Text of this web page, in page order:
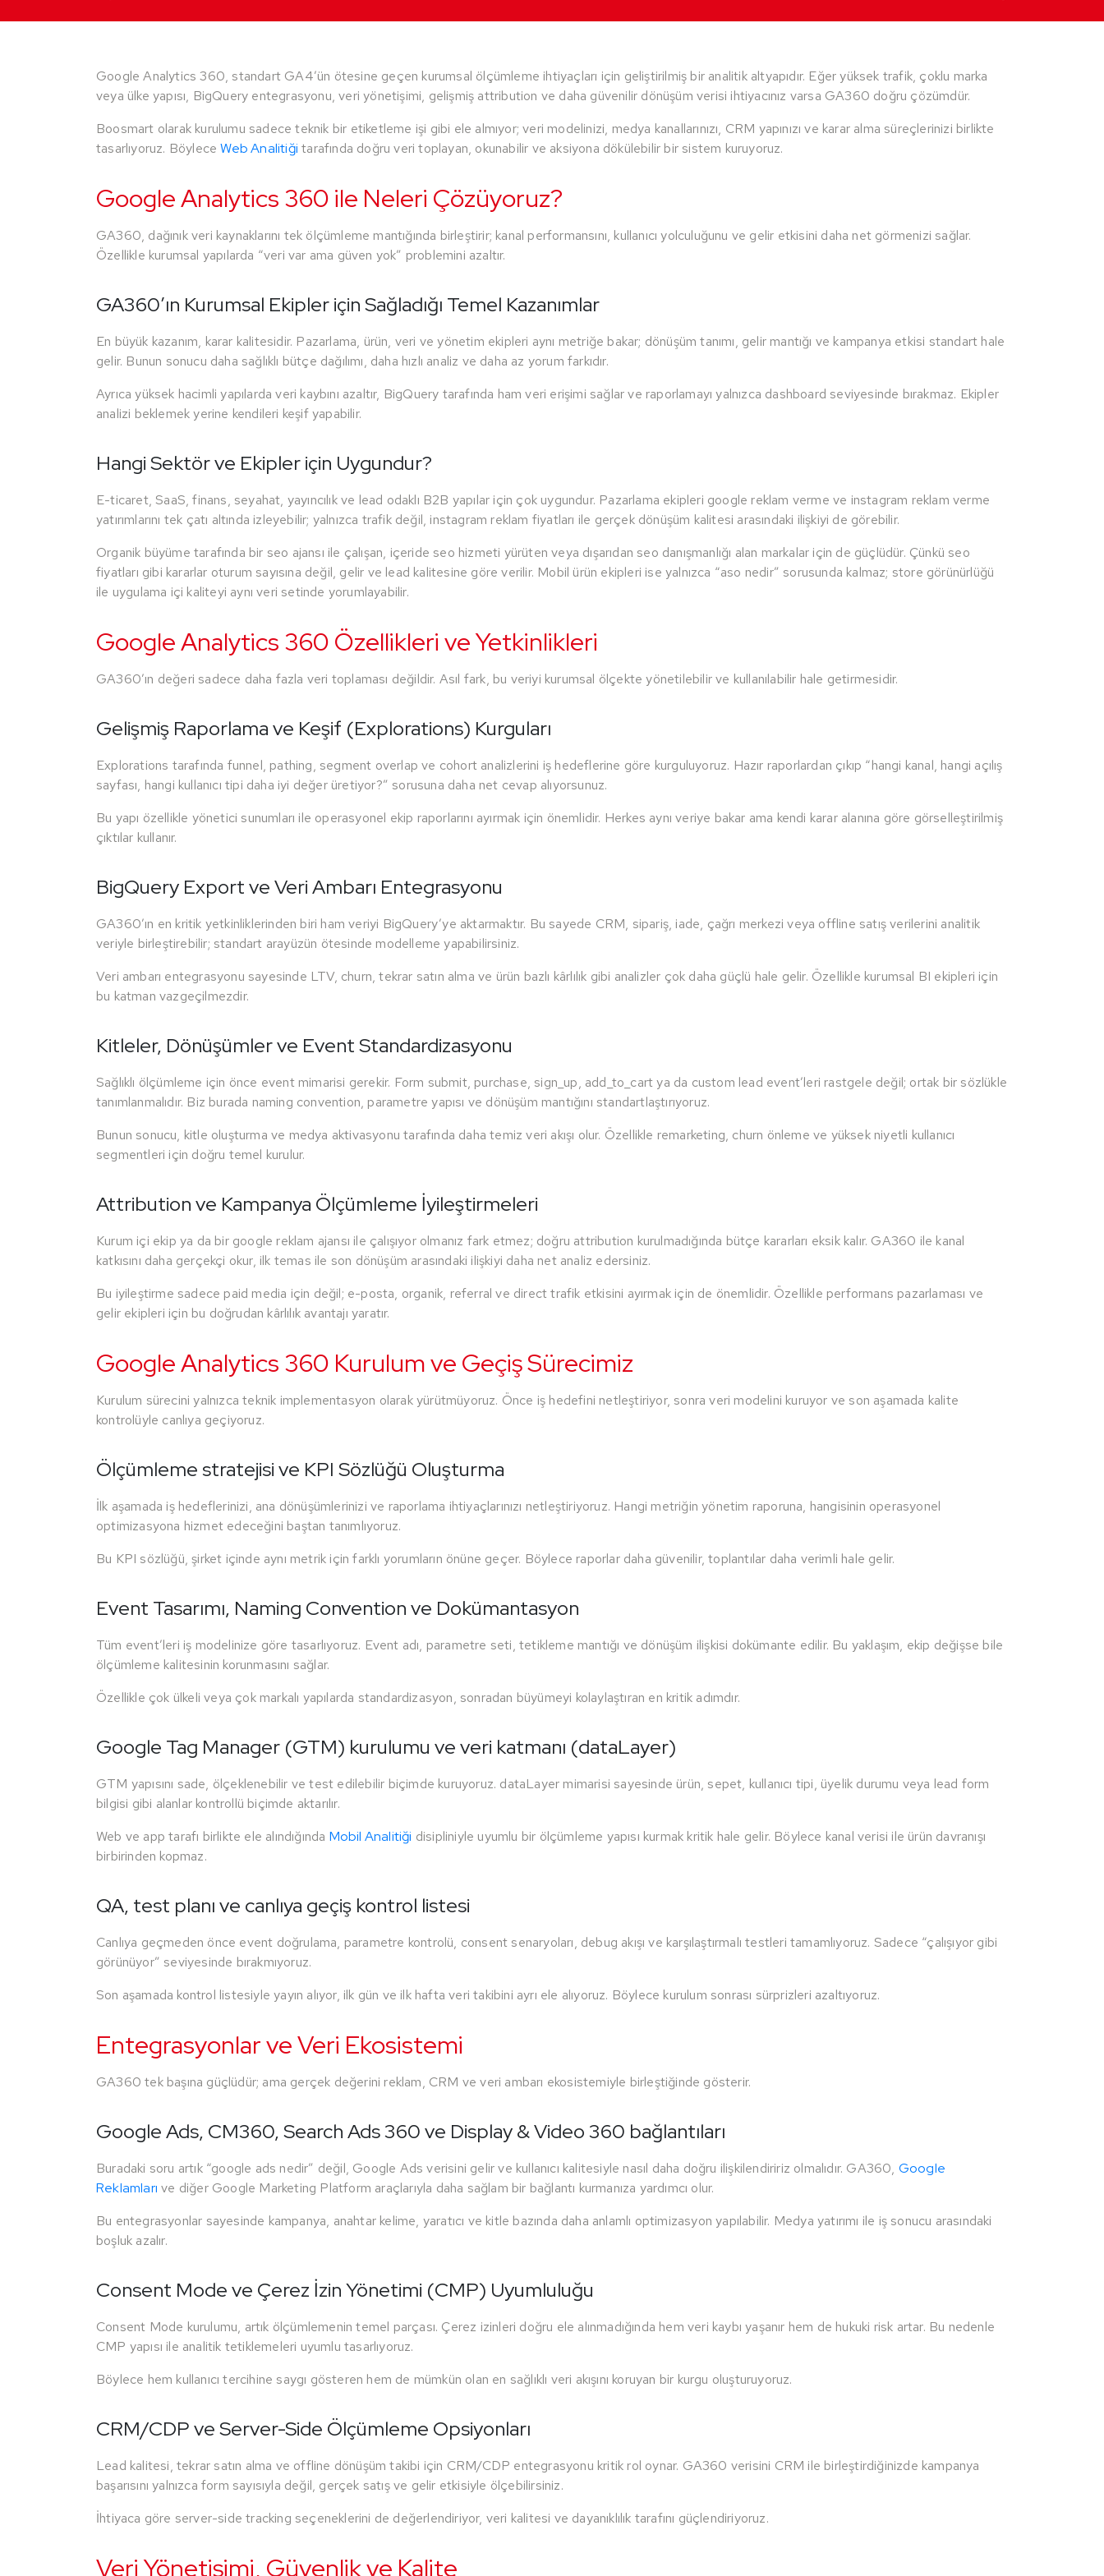
Google Analytics 360, standart GA4’ün ötesine geçen kurumsal ölçümleme ihtiyaçları için geliştirilmiş bir analitik altyapıdır. Eğer yüksek trafik, çoklu marka
veya ülke yapısı, BigQuery entegrasyonu, veri yönetişimi, gelişmiş attribution ve daha güvenilir dönüşüm verisi ihtiyacınız varsa GA360 doğru çözümdür.
Boosmart olarak kurulumu sadece teknik bir etiketleme işi gibi ele almıyor; veri modelinizi, medya kanallarınızı, CRM yapınızı ve karar alma süreçlerinizi birlikte
tasarlıyoruz. BöyleceWeb Analitiği tarafında doğru veri toplayan, okunabilir ve aksiyona dökülebilir bir sistem kuruyoruz.
Google Analytics 360 ile Neleri Çözüyoruz?
GA360, dağınık veri kaynaklarını tek ölçümleme mantığında birleştirir; kanal performansını, kullanıcı yolculuğunu ve gelir etkisini daha net görmenizi sağlar.
Özellikle kurumsal yapılarda “veri var ama güven yok” problemini azaltır.
GA360’ın Kurumsal Ekipler için Sağladığı Temel Kazanımlar
En büyük kazanım, karar kalitesidir. Pazarlama, ürün, veri ve yönetim ekipleri aynı metriğe bakar; dönüşüm tanımı, gelir mantığı ve kampanya etkisi standart hale
gelir. Bunun sonucu daha sağlıklı bütçe dağılımı, daha hızlı analiz ve daha az yorum farkıdır.
Ayrıca yüksek hacimli yapılarda veri kaybını azaltır, BigQuery tarafında ham veri erişimi sağlar ve raporlamayı yalnızca dashboard seviyesinde bırakmaz. Ekipler
analizi beklemek yerine kendileri keşif yapabilir.
Hangi Sektör ve Ekipler için Uygundur?
E-ticaret, SaaS, finans, seyahat, yayıncılık ve lead odaklı B2B yapılar için çok uygundur. Pazarlama ekipleri google reklam verme ve instagram reklam verme
yatırımlarını tek çatı altında izleyebilir; yalnızca trafik değil, instagram reklam fiyatları ile gerçek dönüşüm kalitesi arasındaki ilişkiyi de görebilir.
Organik büyüme tarafında bir seo ajansı ile çalışan, içeride seo hizmeti yürüten veya dışarıdan seo danışmanlığı alan markalar için de güçlüdür. Çünkü seo
fiyatları gibi kararlar oturum sayısına değil, gelir ve lead kalitesine göre verilir. Mobil ürün ekipleri ise yalnızca “aso nedir” sorusunda kalmaz; store görünürlüğü
ile uygulama içi kaliteyi aynı veri setinde yorumlayabilir.
Google Analytics 360 Özellikleri ve Yetkinlikleri
GA360’ın değeri sadece daha fazla veri toplaması değildir. Asıl fark, bu veriyi kurumsal ölçekte yönetilebilir ve kullanılabilir hale getirmesidir.
Gelişmiş Raporlama ve Keşif (Explorations) Kurguları
Explorations tarafında funnel, pathing, segment overlap ve cohort analizlerini iş hedeflerine göre kurguluyoruz. Hazır raporlardan çıkıp “hangi kanal, hangi açılış
sayfası, hangi kullanıcı tipi daha iyi değer üretiyor?” sorusuna daha net cevap alıyorsunuz.
Bu yapı özellikle yönetici sunumları ile operasyonel ekip raporlarını ayırmak için önemlidir. Herkes aynı veriye bakar ama kendi karar alanına göre görselleştirilmiş
çıktılar kullanır.
BigQuery Export ve Veri Ambarı Entegrasyonu
GA360’ın en kritik yetkinliklerinden biri ham veriyi BigQuery’ye aktarmaktır. Bu sayede CRM, sipariş, iade, çağrı merkezi veya offline satış verilerini analitik
veriyle birleştirebilir; standart arayüzün ötesinde modelleme yapabilirsiniz.
Veri ambarı entegrasyonu sayesinde LTV, churn, tekrar satın alma ve ürün bazlı kârlılık gibi analizler çok daha güçlü hale gelir. Özellikle kurumsal BI ekipleri için
bu katman vazgeçilmezdir.
Kitleler, Dönüşümler ve Event Standardizasyonu
Sağlıklı ölçümleme için önce event mimarisi gerekir. Form submit, purchase, sign_up, add_to_cart ya da custom lead event’leri rastgele değil; ortak bir sözlükle
tanımlanmalıdır. Biz burada naming convention, parametre yapısı ve dönüşüm mantığını standartlaştırıyoruz.
Bunun sonucu, kitle oluşturma ve medya aktivasyonu tarafında daha temiz veri akışı olur. Özellikle remarketing, churn önleme ve yüksek niyetli kullanıcı
segmentleri için doğru temel kurulur.
Attribution ve Kampanya Ölçümleme İyileştirmeleri
Kurum içi ekip ya da bir google reklam ajansı ile çalışıyor olmanız fark etmez; doğru attribution kurulmadığında bütçe kararları eksik kalır. GA360 ile kanal
katkısını daha gerçekçi okur, ilk temas ile son dönüşüm arasındaki ilişkiyi daha net analiz edersiniz.
Bu iyileştirme sadece paid media için değil; e-posta, organik, referral ve direct trafik etkisini ayırmak için de önemlidir. Özellikle performans pazarlaması ve
gelir ekipleri için bu doğrudan kârlılık avantajı yaratır.
Google Analytics 360 Kurulum ve Geçiş Sürecimiz
Kurulum sürecini yalnızca teknik implementasyon olarak yürütmüyoruz. Önce iş hedefini netleştiriyor, sonra veri modelini kuruyor ve son aşamada kalite
kontrolüyle canlıya geçiyoruz.
Ölçümleme stratejisi ve KPI Sözlüğü Oluşturma
İlk aşamada iş hedeflerinizi, ana dönüşümlerinizi ve raporlama ihtiyaçlarınızı netleştiriyoruz. Hangi metriğin yönetim raporuna, hangisinin operasyonel
optimizasyona hizmet edeceğini baştan tanımlıyoruz.
Bu KPI sözlüğü, şirket içinde aynı metrik için farklı yorumların önüne geçer. Böylece raporlar daha güvenilir, toplantılar daha verimli hale gelir.
Event Tasarımı, Naming Convention ve Dokümantasyon
Tüm event’leri iş modelinize göre tasarlıyoruz. Event adı, parametre seti, tetikleme mantığı ve dönüşüm ilişkisi dokümante edilir. Bu yaklaşım, ekip değişse bile
ölçümleme kalitesinin korunmasını sağlar.
Özellikle çok ülkeli veya çok markalı yapılarda standardizasyon, sonradan büyümeyi kolaylaştıran en kritik adımdır.
Google Tag Manager (GTM) kurulumu ve veri katmanı (dataLayer)
GTM yapısını sade, ölçeklenebilir ve test edilebilir biçimde kuruyoruz. dataLayer mimarisi sayesinde ürün, sepet, kullanıcı tipi, üyelik durumu veya lead form
bilgisi gibi alanlar kontrollü biçimde aktarılır.
Web ve app tarafı birlikte ele alındığında Mobil Analitiği disipliniyle uyumlu bir ölçümleme yapısı kurmak kritik hale gelir. Böylece kanal verisi ile ürün davranışı
birbirinden kopmaz.
QA, test planı ve canlıya geçiş kontrol listesi
Canlıya geçmeden önce event doğrulama, parametre kontrolü, consent senaryoları, debug akışı ve karşılaştırmalı testleri tamamlıyoruz. Sadece “çalışıyor gibi
görünüyor” seviyesinde bırakmıyoruz.
Son aşamada kontrol listesiyle yayın alıyor, ilk gün ve ilk hafta veri takibini ayrı ele alıyoruz. Böylece kurulum sonrası sürprizleri azaltıyoruz.
Entegrasyonlar ve Veri Ekosistemi
GA360 tek başına güçlüdür; ama gerçek değerini reklam, CRM ve veri ambarı ekosistemiyle birleştiğinde gösterir.
Google Ads, CM360, Search Ads 360 ve Display & Video 360 bağlantıları
Buradaki soru artık “google ads nedir” değil, Google Ads verisini gelir ve kullanıcı kalitesiyle nasıl daha doğru ilişkilendiririz olmalıdır. GA360, Google
Reklamları ve diğer Google Marketing Platform araçlarıyla daha sağlam bir bağlantı kurmanıza yardımcı olur.
Bu entegrasyonlar sayesinde kampanya, anahtar kelime, yaratıcı ve kitle bazında daha anlamlı optimizasyon yapılabilir. Medya yatırımı ile iş sonucu arasındaki
boşluk azalır.
Consent Mode ve Çerez İzin Yönetimi (CMP) Uyumluluğu
Consent Mode kurulumu, artık ölçümlemenin temel parçası. Çerez izinleri doğru ele alınmadığında hem veri kaybı yaşanır hem de hukuki risk artar. Bu nedenle
CMP yapısı ile analitik tetiklemeleri uyumlu tasarlıyoruz.
Böylece hem kullanıcı tercihine saygı gösteren hem de mümkün olan en sağlıklı veri akışını koruyan bir kurgu oluşturuyoruz.
CRM/CDP ve Server-Side Ölçümleme Opsiyonları
Lead kalitesi, tekrar satın alma ve offline dönüşüm takibi için CRM/CDP entegrasyonu kritik rol oynar. GA360 verisini CRM ile birleştirdiğinizde kampanya
başarısını yalnızca form sayısıyla değil, gerçek satış ve gelir etkisiyle ölçebilirsiniz.
İhtiyaca göre server-side tracking seçeneklerini de değerlendiriyor, veri kalitesi ve dayanıklılık tarafını güçlendiriyoruz.
Veri Yönetişimi, Güvenlik ve Kalite